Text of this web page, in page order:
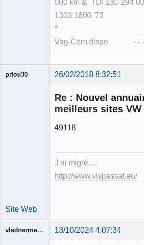
000 km & TDI 130 294
1303 1600 '73 -
* -
Vag-Com dispo - - -
pitou30 26/02/2018 8:32:51
Re : Nouvel
meilleurs sites VW
49118
J ai migré.....
http://www.vwpassat.eu/
Site Web
vladnermenegueti 13/10/2024 4:07:34